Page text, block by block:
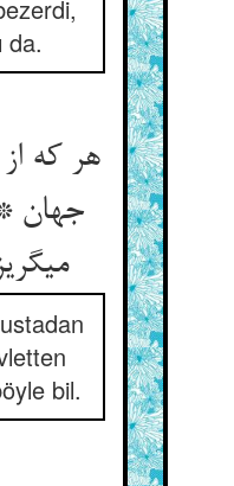
da.
هر که از
جهان
bil.